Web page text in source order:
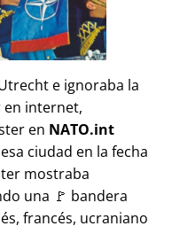
e ignoraba la
en internet,
en NATO.int
ciudad en la fecha
mostraba
una 🚩 bandera
francés, ucraniano